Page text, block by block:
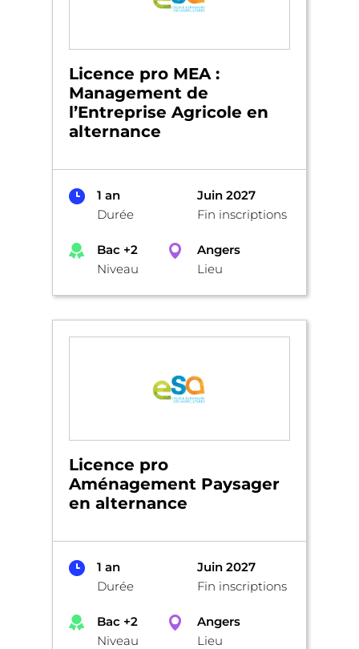
Licence pro MEA :
Management de
l’Entreprise Agricole en
alternance
1 an
Durée
Juin 2027
Fin inscriptions
Bac +2
Niveau
Angers
Lieu
Licence pro
Aménagement Paysager
en alternance
1 an
Durée
Juin 2027
Fin inscriptions
Bac +2
Niveau
Angers
Lieu